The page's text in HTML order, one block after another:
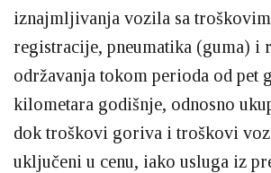
iznajmljivanja vozila sa
registracije, pneumatika (guma) i
održavanja tokom perioda od pet
kilometara godišnje, odnosno
dok troškovi goriva i troškovi
uključeni u cenu, iako usluga iz